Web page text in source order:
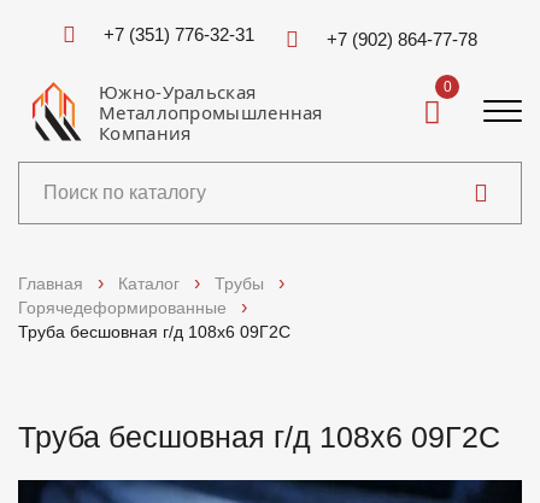
+7 (351) 776-32-31 +7 (902) 864-77-78
Южно-Уральская
Металлопромышленная
Компания
0
Услуги
Доставка и оплата
Главная Каталог
Трубы
Горячедеформированные
Труба бесшовная г/д 108х6 09Г2С
Труба бесшовная г/д 108х6 09Г2С